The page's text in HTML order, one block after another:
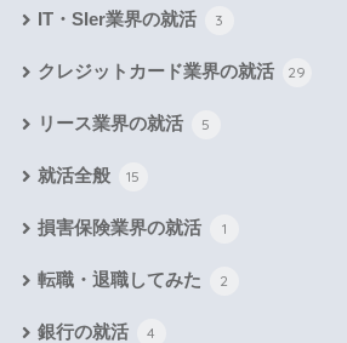
IT・SIer業界の就活 3
クレジットカード業界の就活 29
リース業界の就活 5
就活全般 15
損害保険業界の就活 1
転職・退職してみた 2
銀行の就活 4